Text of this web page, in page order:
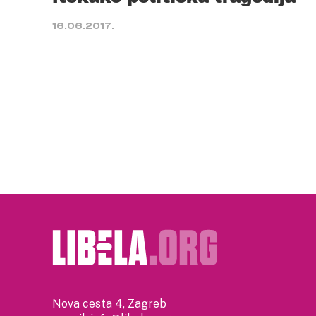
16.06.2017.
Nova cesta 4, Zagreb